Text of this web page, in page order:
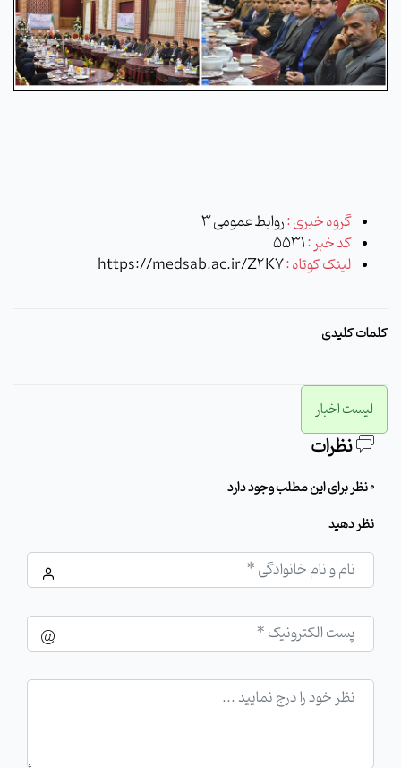
گروه خبری :روابط عمومی 3
کد خبر :5531
لینک کوتاه :https://medsab.ac.ir/Z2K7
کلمات کلیدی
لیست اخبار
نظرات
0 نظر برای این مطلب وجود دارد
نظر دهید